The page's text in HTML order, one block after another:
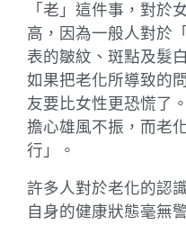
「老」這件事，對於
高，因為一般人對於
表的皺紋、斑點及髮
如果把老化所導致的
友要比女性更恐慌了
擔心雄風不振，而老
行」。
許多人對於老化的認
自身的健康狀態毫無